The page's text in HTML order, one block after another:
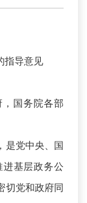
指导意见
国务院各部
是党中央、国
基层政务公
切党和政府同